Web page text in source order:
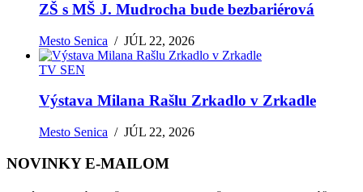
ZŠ s MŠ J. Mudrocha bude bezbariérová
Mesto Senica /JÚL 22, 2026
TV SEN
Výstava Milana Rašlu Zrkadlo v Zrkadle
Mesto Senica /JÚL 22, 2026
NOVINKY E-MAILOM